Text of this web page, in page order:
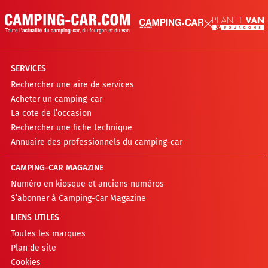
SERVICES
Rechercher une aire de services
Acheter un camping-car
La cote de l’occasion
Rechercher une fiche technique
Annuaire des professionnels du camping-car
CAMPING-CAR MAGAZINE
Numéro en kiosque et anciens numéros
S’abonner à Camping-Car Magazine
LIENS UTILES
Toutes les marques
Plan de site
Cookies